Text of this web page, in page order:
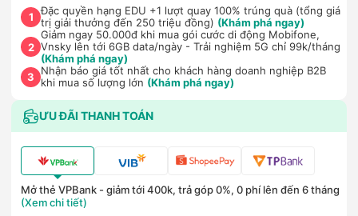
1
Đặc quyền hạng EDU +1 lượt quay 100% trúng quà (tổng giá
trị giải thưởng đến 250 triệu đồng) (Khám phá ngay)
2
Giảm ngay 50.000đ khi mua gói cước di động Mobifone,
Vnsky lên tới 6GB data/ngày - Trải nghiệm 5G chỉ 99k/tháng
(Khám phá ngay)
3
Nhận báo giá tốt nhất cho khách hàng doanh nghiệp B2B
khi mua số lượng lớn (Khám phá ngay)
ƯU ĐÃI THANH TOÁN
Mở thẻ VPBank - giảm tới 400k, trả góp 0%, 0 phí lên đến 6 tháng
(Xem chi tiết)